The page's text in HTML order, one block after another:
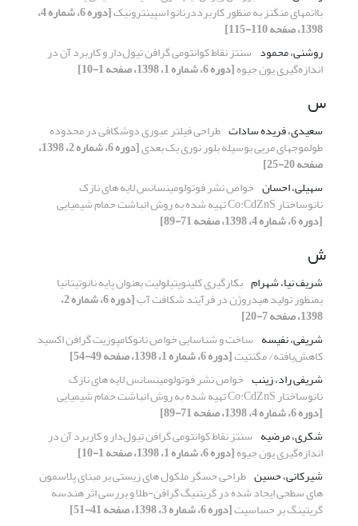
بااتمهای منگنز به منظور کاربرددرنانو اسپینترونیک [دوره 6، شماره 4،
1398، صفحه 110-115]
روشنی، محمود سنتز نقاط کوانتومی گرافن تیول‌دار و کاربرد آن در
اندازه‌گیری یون جیوه[دوره 6، شماره 1، 1398، صفحه 1-10]
س
سعیدی، فریده سادات طراحی فیلتر عبوری دوشکافی در محدوده
طول‎موج‎های مریی بوسیله بلور نوری یک بعدی [دوره 6، شماره 2، 1398،
صفحه 20-25]
سهیلی، احسان خواص نشر فوتولومینسانس لایه های نازک
نانوساختار Co:CdZnS تهیه شده به روش انباشت حمام شیمیایی
[دوره 6، شماره 4، 1398، صفحه 71-89]
ش
شریف نیا، شهرام بکارگیری کلینوپتیلولیت بعنوان پایه نانوتیتانیا
بمنظور تولید هیدروژن در فرآیند شکافت آب [دوره 6، شماره 2،
1398، صفحه 7-20]
شریفی، نفیسه ساخت و شناسایی خواص نانوکامپوزیت گرافن اکسید
کاهش‌یافته/ مگنتیت[دوره 6، شماره 1، 1398، صفحه 49-54]
شریفی راد، زینب خواص نشر فوتولومینسانس لایه های نازک
نانوساختار Co:CdZnS تهیه شده به روش انباشت حمام شیمیایی
[دوره 6، شماره 4، 1398، صفحه 71-89]
شکری، مرضیه سنتز نقاط کوانتومی گرافن تیول‌دار و کاربرد آن در
اندازه‌گیری یون جیوه[دوره 6، شماره 1، 1398، صفحه 1-10]
شیرکانی، حسین طراحی حسگر ملکول های زیستی بر مبنای پلاسمون
های سطحی ایجاد شده در گریتنیگ گرافن-طلا و بررسی اثر هندسه
گریتینگ بر حساسیت[دوره 6، شماره 3، 1398، صفحه 41-51]